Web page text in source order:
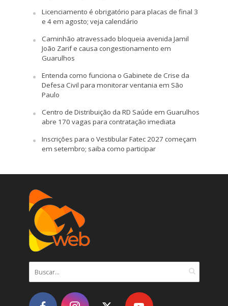
Licenciamento é obrigatório para placas de final 3
e 4 em agosto; veja calendário
Caminhão atravessado bloqueia avenida Jamil
João Zarif e causa congestionamento em
Guarulhos
Entenda como funciona o Gabinete de Crise da
Defesa Civil para monitorar ventania em São
Paulo
Centro de Distribuição da RD Saúde em Guarulhos
abre 170 vagas para contratação imediata
Inscrições para o Vestibular Fatec 2027 começam
em setembro; saiba como participar